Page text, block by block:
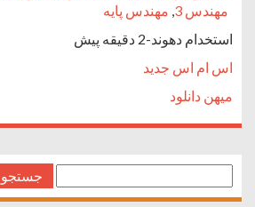
مهندس 3
, مهندس پایه
استخدام دهوند-2 دقیقه پیش
اس ام اس جدید
میهن دانلود
برای: